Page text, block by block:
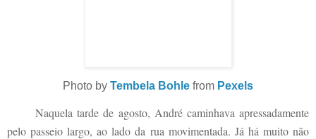
Photo by Tembela Bohle from Pexels
Naquela tarde de agosto, André caminhava apressadamente
pelo passeio largo, ao lado da rua movimentada. Já há muito não